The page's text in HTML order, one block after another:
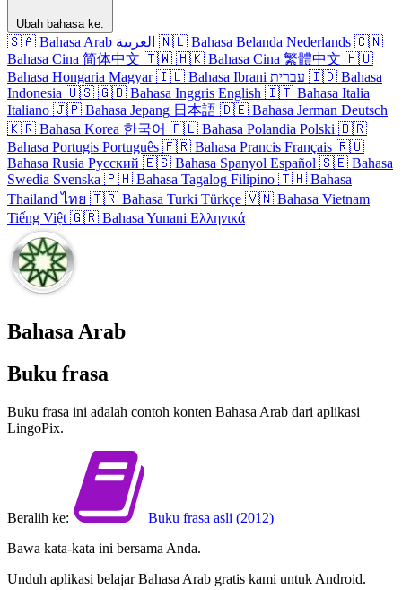
Ubah bahasa ke:
🇸🇦 Bahasa Arab العربية 🇳🇱 Bahasa Belanda Nederlands 🇨🇳
Bahasa Cina 简体中文 🇹🇼 🇭🇰 Bahasa Cina 繁體中文 🇭🇺
Bahasa Hongaria Magyar 🇮🇱 Bahasa Ibrani עברית 🇮🇩 Bahasa
Indonesia 🇺🇸 🇬🇧 Bahasa Inggris English 🇮🇹 Bahasa Italia
Italiano 🇯🇵 Bahasa Jepang 日本語 🇩🇪 Bahasa Jerman Deutsch
🇰🇷 Bahasa Korea 한국어 🇵🇱 Bahasa Polandia Polski 🇧🇷
Bahasa Portugis Português 🇫🇷 Bahasa Prancis Français 🇷🇺
Bahasa Rusia Русский 🇪🇸 Bahasa Spanyol Español 🇸🇪 Bahasa
Swedia Svenska 🇵🇭 Bahasa Tagalog Filipino 🇹🇭 Bahasa
Thailand ไทย 🇹🇷 Bahasa Turki Türkçe 🇻🇳 Bahasa Vietnam
Tiếng Việt 🇬🇷 Bahasa Yunani Ελληνικά
Bahasa Arab
Buku frasa
Buku frasa ini adalah contoh konten Bahasa Arab dari aplikasi
LingoPix.
Beralih ke:
Buku frasa asli (2012)
Bawa kata-kata ini bersama Anda.
Unduh aplikasi belajar Bahasa Arab gratis kami untuk Android.